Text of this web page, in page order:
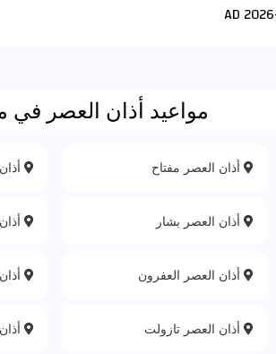
مواعيد أذان العصر في
أذان العصر مفتاح
أذان العصر بشار
أذان العصر العفرون
أذان العصر تازولت